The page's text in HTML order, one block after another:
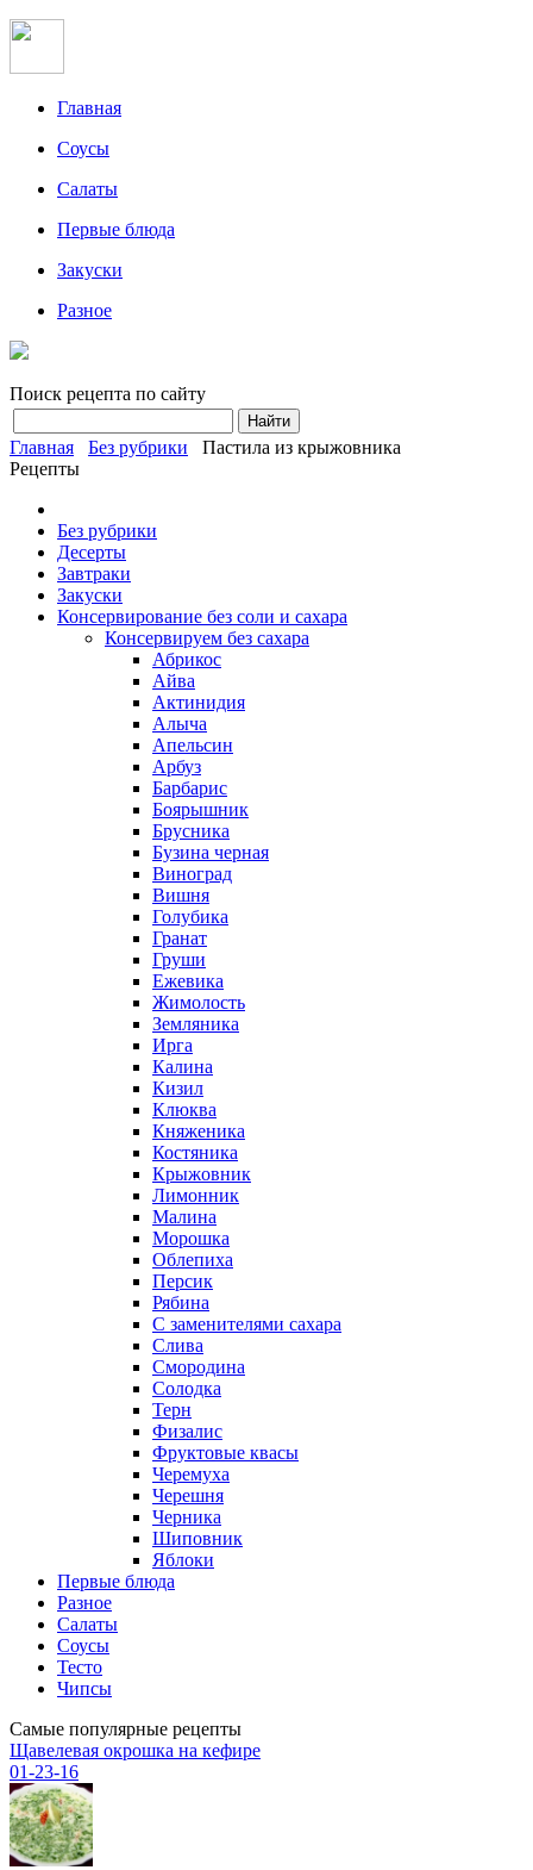
Главная
Соусы
Салаты
Первые блюда
Закуски
Разное
Поиск рецепта по сайту
Главная Без рубрики
Пастила из крыжовника
Рецепты
Без рубрики
Десерты
Завтраки
Закуски
Консервирование без соли и сахара
Консервируем без сахара
Абрикос
Айва
Актинидия
Алыча
Апельсин
Арбуз
Барбарис
Боярышник
Брусника
Бузина черная
Виноград
Вишня
Голубика
Гранат
Груши
Ежевика
Жимолость
Земляника
Ирга
Калина
Кизил
Клюква
Княженика
Костяника
Крыжовник
Лимонник
Малина
Морошка
Облепиха
Персик
Рябина
С заменителями сахара
Слива
Смородина
Солодка
Терн
Физалис
Фруктовые квасы
Черемуха
Черешня
Черника
Шиповник
Яблоки
Первые блюда
Разное
Салаты
Соусы
Тесто
Чипсы
Самые популярные рецепты
Щавелевая окрошка на кефире
01-23-16